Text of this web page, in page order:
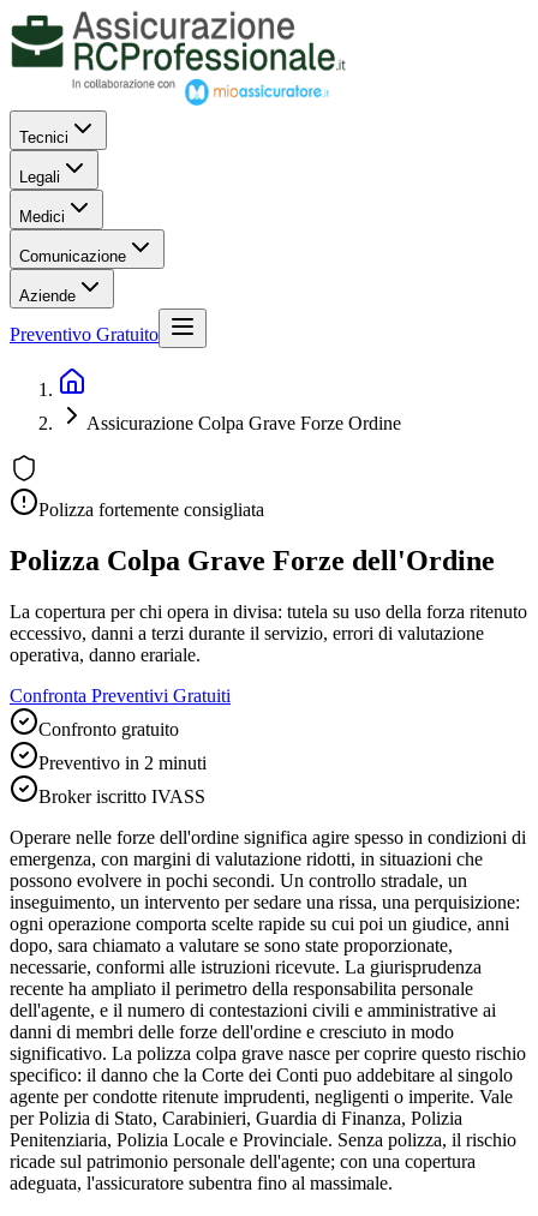
Tecnici
Legali
Medici
Comunicazione
Aziende
Preventivo Gratuito
Assicurazione Colpa Grave Forze Ordine
Polizza fortemente consigliata
Polizza Colpa Grave Forze dell'Ordine
La copertura per chi opera in divisa: tutela su uso della forza ritenuto
eccessivo, danni a terzi durante il servizio, errori di valutazione
operativa, danno erariale.
Confronta Preventivi Gratuiti
Confronto gratuito
Preventivo in 2 minuti
Broker iscritto IVASS
Operare nelle forze dell'ordine significa agire spesso in condizioni di
emergenza, con margini di valutazione ridotti, in situazioni che
possono evolvere in pochi secondi. Un controllo stradale, un
inseguimento, un intervento per sedare una rissa, una perquisizione:
ogni operazione comporta scelte rapide su cui poi un giudice, anni
dopo, sara chiamato a valutare se sono state proporzionate,
necessarie, conformi alle istruzioni ricevute. La giurisprudenza
recente ha ampliato il perimetro della responsabilita personale
dell'agente, e il numero di contestazioni civili e amministrative ai
danni di membri delle forze dell'ordine e cresciuto in modo
significativo. La polizza colpa grave nasce per coprire questo rischio
specifico: il danno che la Corte dei Conti puo addebitare al singolo
agente per condotte ritenute imprudenti, negligenti o imperite. Vale
per Polizia di Stato, Carabinieri, Guardia di Finanza, Polizia
Penitenziaria, Polizia Locale e Provinciale. Senza polizza, il rischio
ricade sul patrimonio personale dell'agente; con una copertura
adeguata, l'assicuratore subentra fino al massimale.